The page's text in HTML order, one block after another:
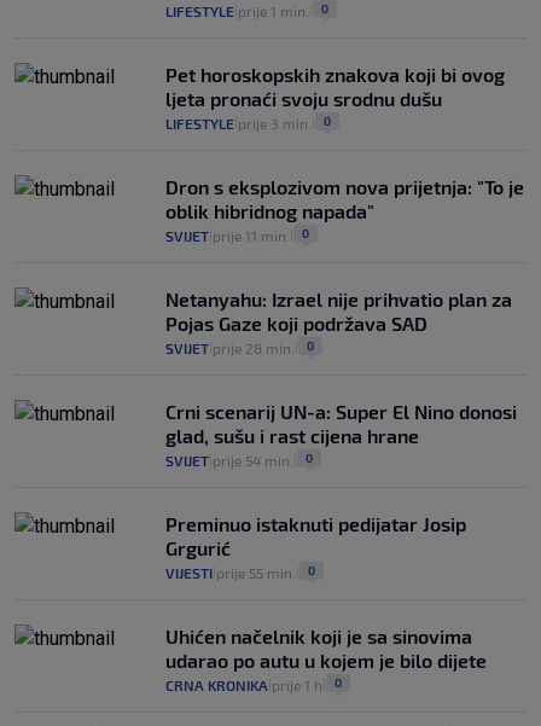
LIFESTYLE prije 1 min. 0
Pet horoskopskih znakova koji bi ovog
ljeta pronaći svoju srodnu dušu
LIFESTYLE prije 3 min. 0
Dron s eksplozivom nova prijetnja: "To je
oblik hibridnog napada"
SVIJET prije 11 min. 0
Netanyahu: Izrael nije prihvatio plan za
Pojas Gaze koji podržava SAD
SVIJET prije 28 min. 0
Crni scenarij UN-a: Super El Nino donosi
glad, sušu i rast cijena hrane
SVIJET prije 54 min. 0
Preminuo istaknuti pedijatar Josip
Grgurić
VIJESTI prije 55 min. 0
Uhićen načelnik koji je sa sinovima
udarao po autu u kojem je bilo dijete
CRNA KRONIKA prije 1 h 0